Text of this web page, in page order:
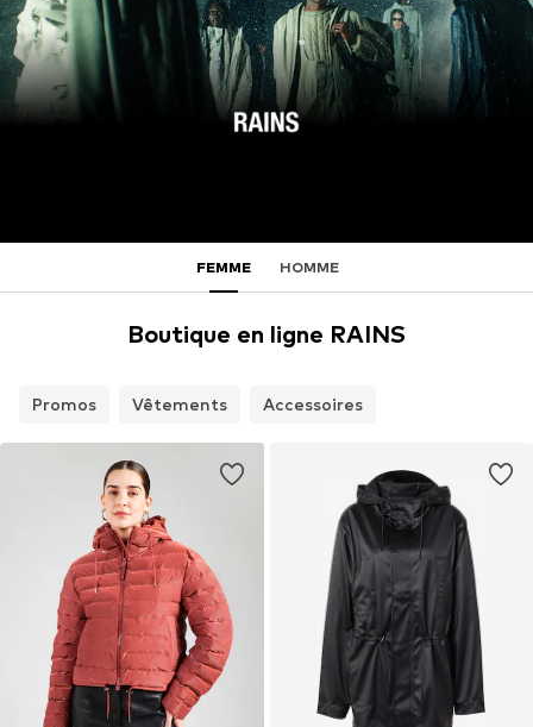
FEMME HOMME
Boutique en ligne RAINS
Promos Vêtements Accessoires